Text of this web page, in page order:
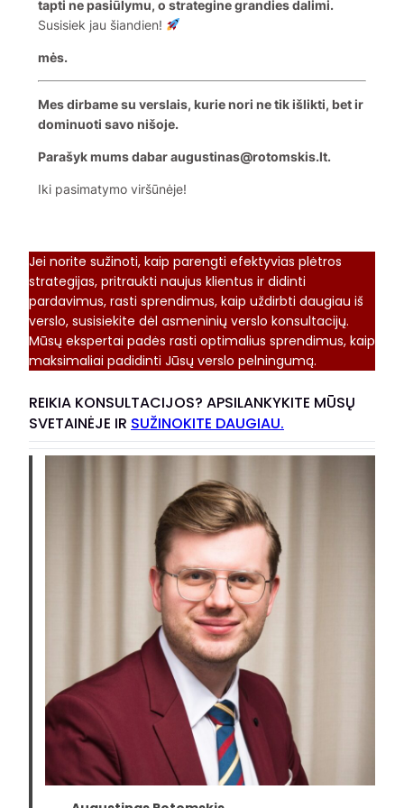
tapti ne pasiūlymu, o strategine grandies dalimi.
Susisiek jau šiandien!
mės.
Mes dirbame su verslais, kurie nori ne tik išlikti, bet ir
dominuoti savo nišoje.
Parašyk mums dabar augustinas@rotomskis.lt.
Iki pasimatymo viršūnėje!
Jei norite sužinoti, kaip parengti efektyvias plėtros
strategijas, pritraukti naujus klientus ir didinti
pardavimus, rasti sprendimus, kaip uždirbti daugiau iš
verslo, susisiekite dėl asmeninių verslo konsultacijų.
Mūsų ekspertai padės rasti optimalius sprendimus, kaip
maksimaliai padidinti Jūsų verslo pelningumą.
REIKIA KONSULTACIJOS? APSILANKYKITE MŪSŲ
SVETAINĖJE IR SUŽINOKITE DAUGIAU.